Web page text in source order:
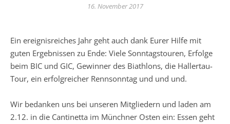
16. November 2017
Ein ereignisreiches Jahr geht auch dank Eurer Hilfe mit
guten Ergebnissen zu Ende: Viele Sonntagstouren, Erfolge
beim BIC und GIC, Gewinner des Biathlons, die Hallertau-
Tour, ein erfolgreicher Rennsonntag und und und.
Wir bedanken uns bei unseren Mitgliedern und laden am
2.12. in die Cantinetta im Münchner Osten ein: Essen geht